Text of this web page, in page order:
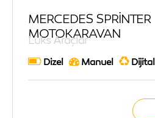
MERCEDES SPRİNTER
MOTOKARAVAN
Lüks Araçlar
Dizel Manuel Dijital